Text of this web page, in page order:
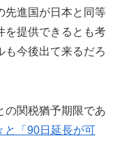
先進国が日本と同等
を提供できるとも考
も今後出て来るだろ
の関税猶予期限であ
と「90日延長が可